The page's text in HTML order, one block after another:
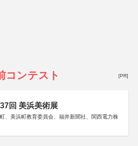
コンテスト [PR]
回 美浜美術展
、美浜町教育委員会、福井新聞社、関西電力株